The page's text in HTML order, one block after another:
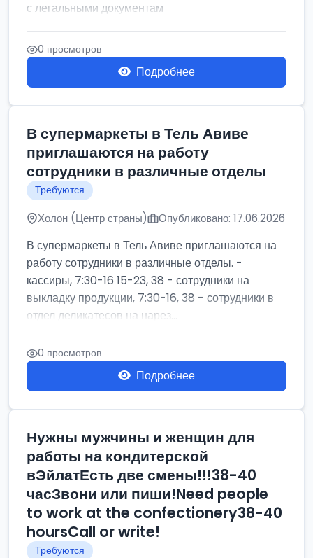
с легальными документам
0 просмотров
Подробнее
В супермаркеты в Тель Авиве
приглашаются на работу
сотрудники в различные отделы
Требуются
Холон (Центр страны) Опубликовано: 17.06.2026
В супермаркеты в Тель Авиве приглашаются на
работу сотрудники в различные отделы. -
кассиры, 7:30-16 15-23, 38 - сотрудники на
выкладку продукции, 7:30-16, 38 - сотрудники в
отдел деликатесов на нарез...
0 просмотров
Подробнее
Нужны мужчины и женщин для
работы на кондитерской
вЭйлатЕсть две смены!!!38-40
часЗвони или пиши!Need people
to work at the confectionery38-40
hoursCall or write!
Требуются